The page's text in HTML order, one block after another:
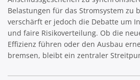
Belastungen für das Stromsystem zu
verschärft er jedoch die Debatte um
und faire Risikoverteilung. Ob die
Effizienz führen oder den Ausbau
bremsen, bleibt ein zentraler